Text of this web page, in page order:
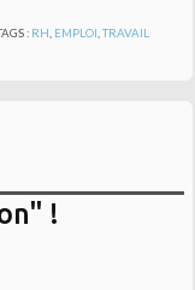
: RH EMPLOI ,TRAVAIL
!